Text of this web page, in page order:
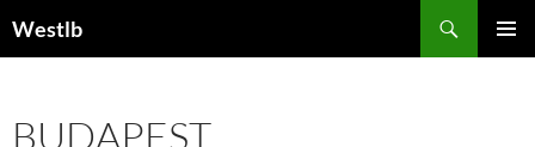
Westlb
BUDAPEST